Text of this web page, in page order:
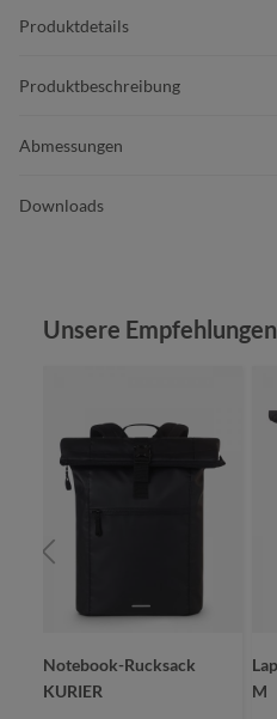
Produktdetails
Produktbeschreibung
Abmessungen
Downloads
Produktgalerie überspringen
Unsere
Notebook-Rucksack
KURIER
M